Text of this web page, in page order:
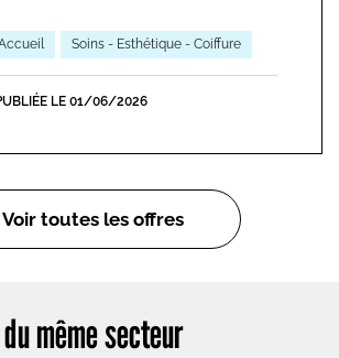
Soins - Esthétique - Coiffure
LE 01/06/2026
Voir toutes les offres
même secteur